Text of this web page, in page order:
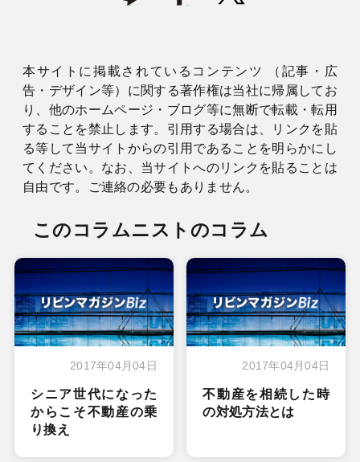
本サイトに掲載されているコンテンツ （記事・広
告・デザイン等）に関する著作権は当社に帰属してお
り、他のホームページ・ブログ等に無断で転載・転用
することを禁止します。引用する場合は、リンクを貼
る等して当サイトからの引用であることを明らかにし
てください。なお、当サイトへのリンクを貼ることは
自由です。ご連絡の必要もありません。
このコラムニストのコラム
2017年04月04日
シニア世代になった
からこそ不動産の乗
り換え
2017年04月04日
不動産を相続した時
の対処方法とは